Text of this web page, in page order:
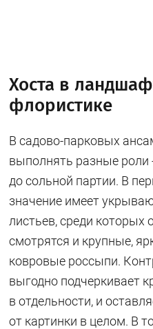
Хоста в
флористике
В садово-парковых
выполнять разные роли
до сольной партии. В
значение имеет
листьев, среди которых
смотрятся и крупные,
ковровые россыпи.
выгодно подчеркивает
в отдельности, и
от картинки в целом. В